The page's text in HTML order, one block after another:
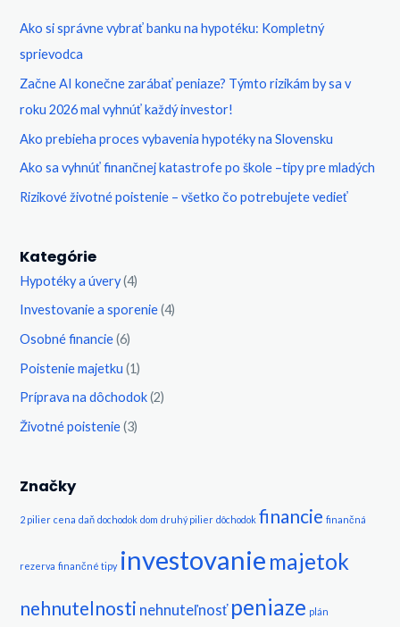
Ako si správne vybrať banku na hypotéku: Kompletný
sprievodca​
Začne AI konečne zarábať peniaze? Týmto rizikám by sa v
roku 2026 mal vyhnúť každý investor!
Ako prebieha proces vybavenia hypotéky na Slovensku
Ako sa vyhnúť finančnej katastrofe po škole –tipy pre mladých
Rizikové životné poistenie – všetko čo potrebujete vedieť
Kategórie
Hypotéky a úvery(4)
Investovanie a sporenie(4)
Osobné financie(6)
Poistenie majetku (1)
Príprava na dôchodok(2)
Životné poistenie(3)
Značky
2 pilier cena daň dochodok dom druhý pilier dôchodok financie finančná
rezerva finančné tipy investovanie majetok
nehnutelnosti nehnuteľnosť peniaze plán